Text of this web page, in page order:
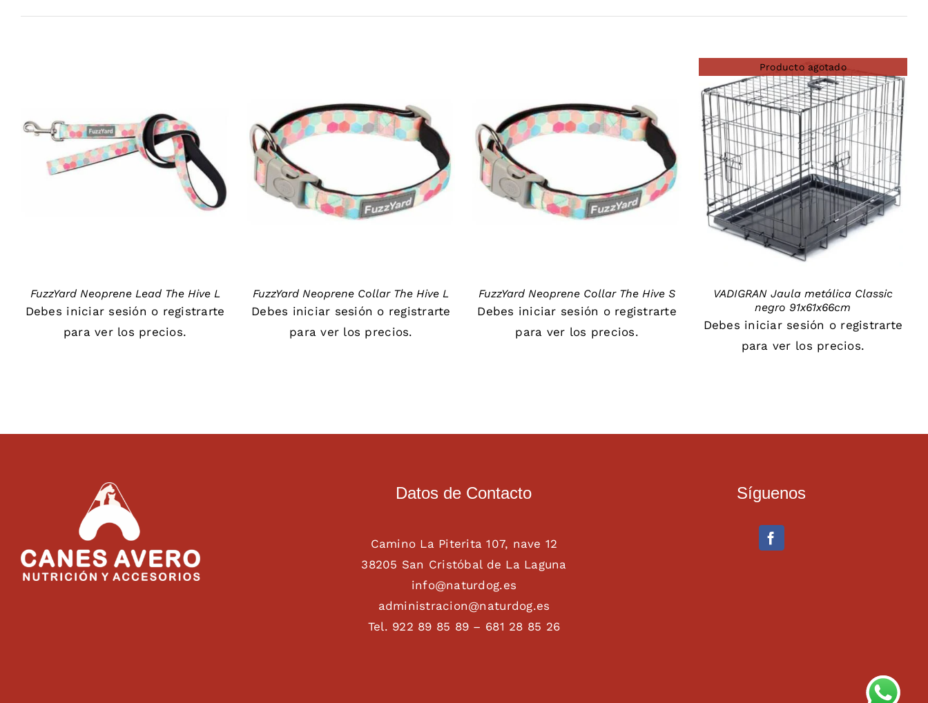
FuzzYard Neoprene Lead The Hive L
Debes iniciar sesión o registrarte
para ver los precios.
FuzzYard Neoprene Collar The Hive L
Debes iniciar sesión o registrarte
para ver los precios.
FuzzYard Neoprene Collar The Hive S
Debes iniciar sesión o registrarte
para ver los precios.
Producto agotado
DETAILS
VADIGRAN Jaula metálica Classic
negro 91x61x66cm
Debes iniciar sesión o registrarte
para ver los precios.
Datos de Contacto
Camino La Piterita 107, nave 12
38205 San Cristóbal de La Laguna
info@naturdog.es
administracion@naturdog.es
Tel. 922 89 85 89 – 681 28 85 26
Síguenos